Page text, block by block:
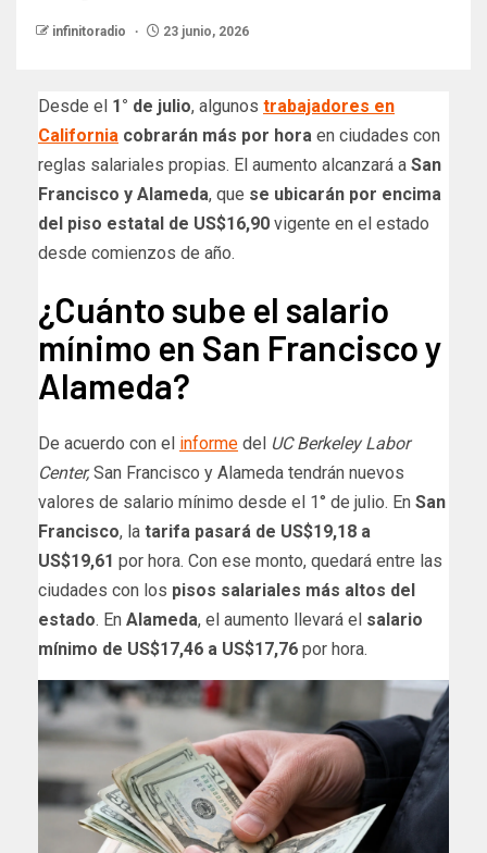
infinitoradio 23 junio, 2026
Desde el 1° de julio, algunos trabajadores en
California cobrarán más por hora en ciudades con
reglas salariales propias. El aumento alcanzará a San
Francisco y Alameda, que se ubicarán por encima
del piso estatal de US$16,90 vigente en el estado
desde comienzos de año.
¿Cuánto sube el salario
mínimo en San Francisco y
Alameda?
De acuerdo con el informe del UC Berkeley Labor
Center,San Francisco y Alameda tendrán nuevos
valores de salario mínimo desde el 1° de julio. En San
Francisco, la tarifa pasará de US$19,18 a
US$19,61 por hora. Con ese monto, quedará entre las
ciudades con los pisos salariales más altos del
estado. En Alameda, el aumento llevará el salario
mínimo de US$17,46 a US$17,76 por hora.